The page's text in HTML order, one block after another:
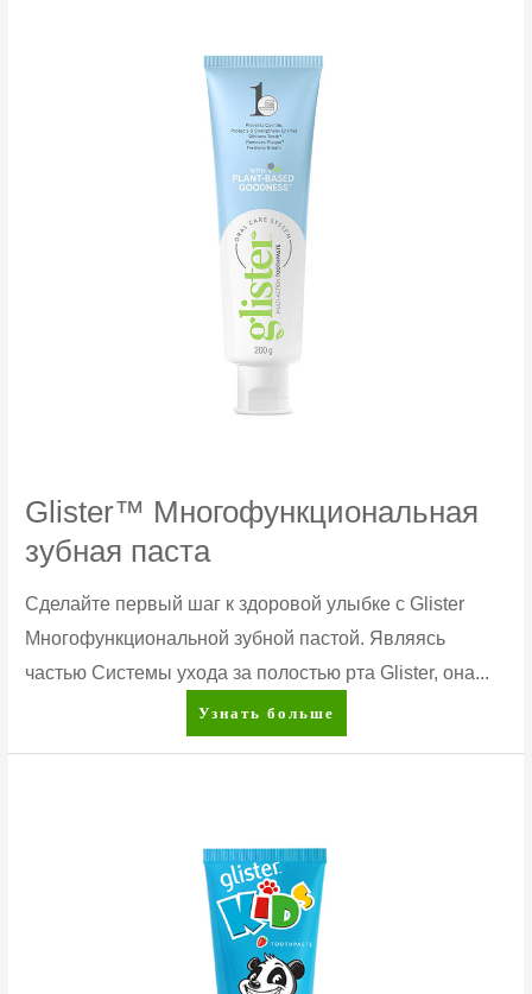
Glister™ Многофункциональная
зубная паста
Сделайте первый шаг к здоровой улыбке с Glister
Многофункциональной зубной пастой. Являясь
частью Системы ухода за полостью рта Glister, она...
Glister™
Многофункциональная
Узнать больше